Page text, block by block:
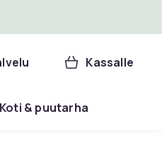
Kassalle
Koti & puutarha